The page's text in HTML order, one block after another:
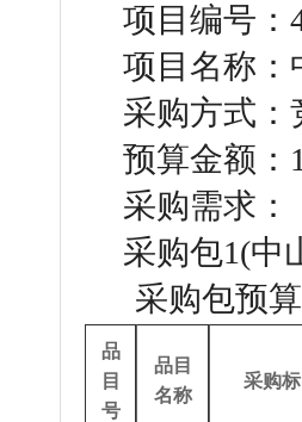
项目编号：
项目名称：
采购方式：
预算金额：
采购需求：
采购包1(中
采购包预
品
目
号
品目
名称
采购